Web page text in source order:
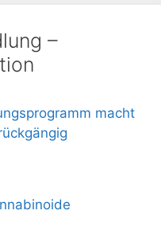
–
macht